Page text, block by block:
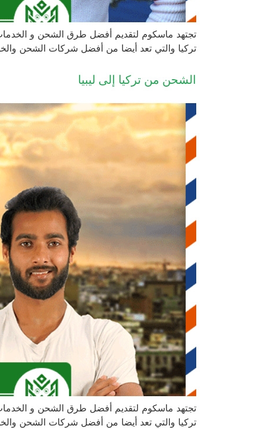
تجتهد ماسكوم لتقديم أفضل طرق الشحن و
تركيا والتي تعد أيضا من أفضل شركات الشحن
الشحن من تركيا إلى ليبيا
تجتهد ماسكوم لتقديم أفضل طرق الشحن و
تركيا والتي تعد أيضا من أفضل شركات الشحن